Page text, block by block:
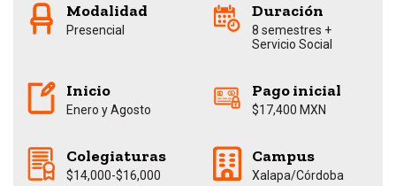
Costos
Plan de Estudios
Descarga el Folleto
Modalidad
Presencial
Duración
8 semestres +
Servicio Social
Inicio
Enero y Agosto
Pago inicial
$17,400 MXN
Colegiaturas
$14,000-$16,000
Campus
Xalapa/Córdoba